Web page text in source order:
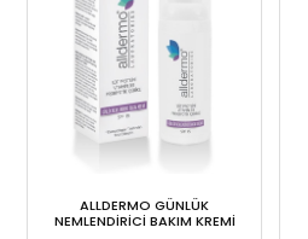
ALLDERMO GÜNLÜK
NEMLENDİRİCİ BAKIM KREMİ